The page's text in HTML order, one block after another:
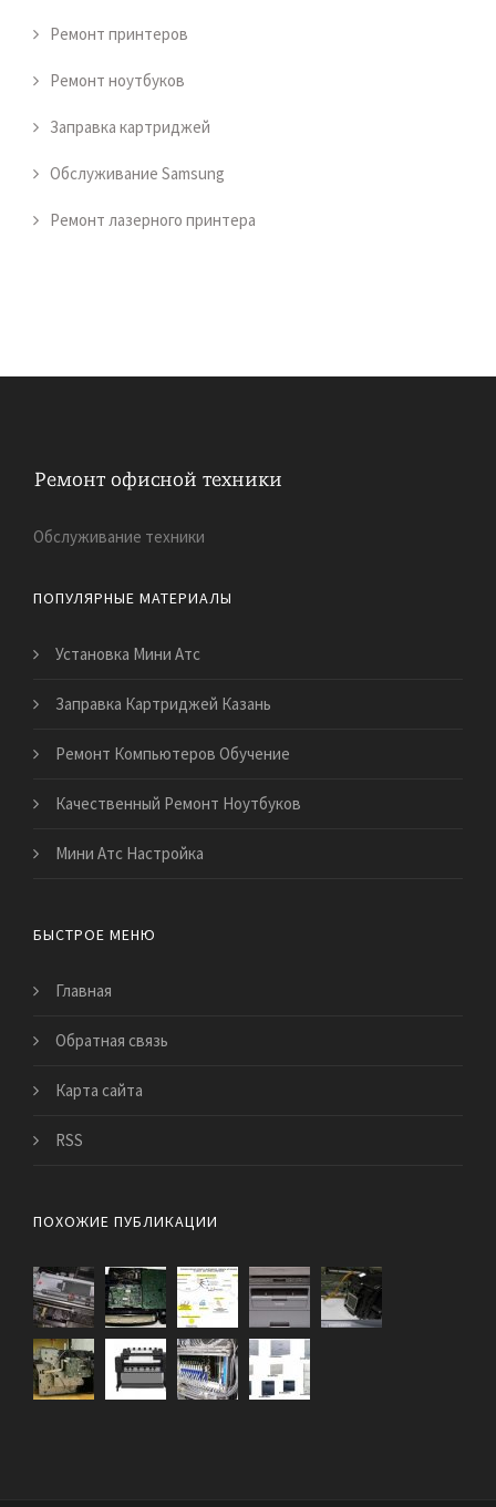
Ремонт принтеров
Ремонт ноутбуков
Заправка картриджей
Обслуживание Samsung
Ремонт лазерного принтера
Обслуживание техники
ПОПУЛЯРНЫЕ МАТЕРИАЛЫ
Установка Мини Атс
Заправка Картриджей Казань
Ремонт Компьютеров Обучение
Качественный Ремонт Ноутбуков
Мини Атс Настройка
БЫСТРОЕ МЕНЮ
Главная
Обратная связь
Карта сайта
RSS
ПОХОЖИЕ ПУБЛИКАЦИИ